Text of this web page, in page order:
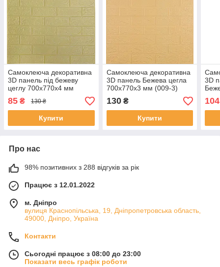
Самоклеюча декоративна
3D панель під бежеву
цеглу 700x770x4 мм
85 ₴ 130 ₴
Купити
Самоклеюча декоративна
3D панель Бежева цегла
700x770x3 мм (009-3)
130₴
Купити
3D
104
Про нас
98% позитивних з 288 відгуків за рік
Працює з 12.01.2022
м. Дніпро
вулиця Краснопільська, 19, Дніпропетровська область,
49000, Дніпро, Україна
Контакти
Сьогодні працює з 08:00 до 23:00
Показати весь графік роботи